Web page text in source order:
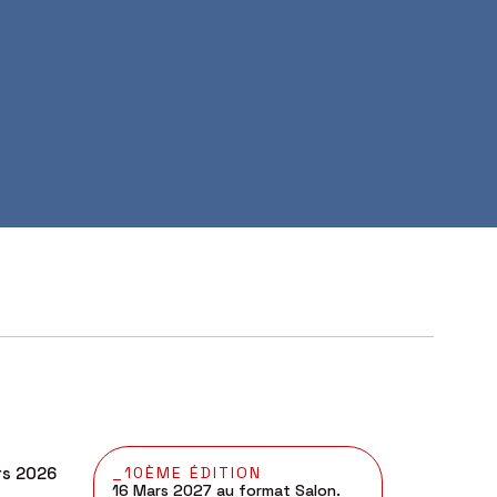
2026
_10ÈME ÉDITION
16 Mars 2027 au format Salon.